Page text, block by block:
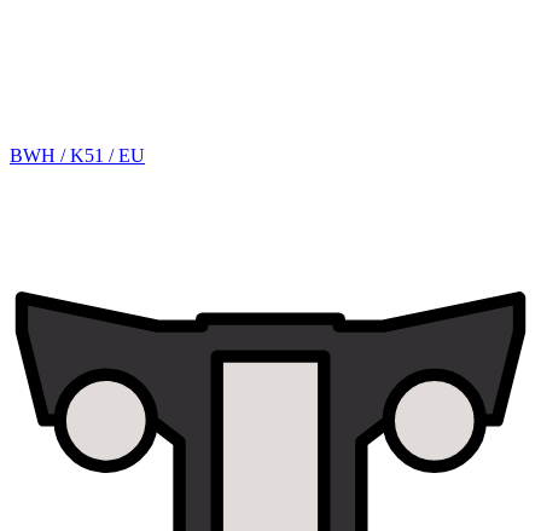
BWH / K51 / EU